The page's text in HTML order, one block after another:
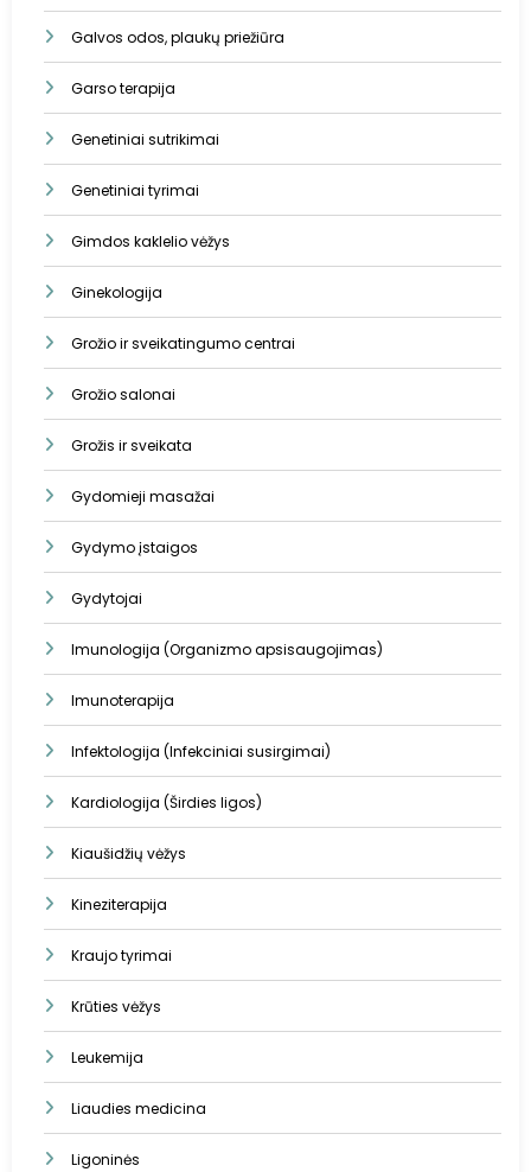
Galvos odos, plaukų priežiūra
Garso terapija
Genetiniai sutrikimai
Genetiniai tyrimai
Gimdos kaklelio vėžys
Ginekologija
Grožio ir sveikatingumo centrai
Grožio salonai
Grožis ir sveikata
Gydomieji masažai
Gydymo įstaigos
Gydytojai
Imunologija (Organizmo apsisaugojimas)
Imunoterapija
Infektologija (Infekciniai susirgimai)
Kardiologija (Širdies ligos)
Kiaušidžių vėžys
Kineziterapija
Kraujo tyrimai
Krūties vėžys
Leukemija
Liaudies medicina
Ligoninės